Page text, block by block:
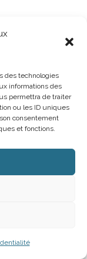
des technologies
informations des
permettra de traiter
ou les ID uniques
consentement
et fonctions.
n°1)/T.02 96 30
Ouvert du mardi au